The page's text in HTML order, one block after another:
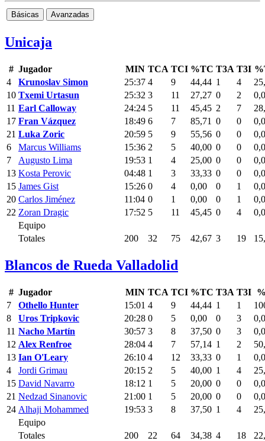
Básicas Avanzadas
Unicaja
# Jugador MIN TCA TCI %TC T3A T3I
4
Krunoslav Simon 25:37 4 9 44,44 1 4
10 Txemi Urtasun 25:32 3 11 27,27 0 2
11 Earl Calloway 24:24 5 11 45,45 2 7
17 Fran Vázquez 18:49 6 7 85,71 0 0
0,0
21 Luka Zoric 20:59 5 9 55,56 0 0
0,0
6
Marcus Williams 15:36 2 5 40,00 0 0
0,0
7
Augusto Lima 19:53 1 4 25,00 0 0
0,0
13 Kosta Perovic 04:48 1 3 33,33 0 0
0,0
15 James Gist 15:26 0 4 0,00 0 1
20 Carlos Jiménez 11:04 0 1 0,00 0 1
22 Zoran Dragic 17:52 5 11 45,45 0 4
Equipo
Totales
200 32 75 42,67 3 19
Blancos de Rueda Valladolid
# Jugador MIN TCA TCI %TC T3A T3I
7
Othello Hunter 15:01 4 9 44,44 1 1
8
Uros Tripkovic 20:28 0 5 0,00 0 3
11 Nacho Martín 30:57 3 8 37,50 0 3
12 Alex Renfroe 28:04 4 7 57,14 1 2
13 Ian O'Leary 26:10 4 12 33,33 0 1
4
Jordi Grimau 20:15 2 5 40,00 1 4
15 David Navarro 18:12 1 5 20,00 0 0
0,0
21 Nedzad Sinanovic 21:00 1 5 20,00 0 0
0,0
24 Alhaji Mohammed 19:53 3 8 37,50 1 4
Equipo
Totales
200 22 64 34,38 4 18